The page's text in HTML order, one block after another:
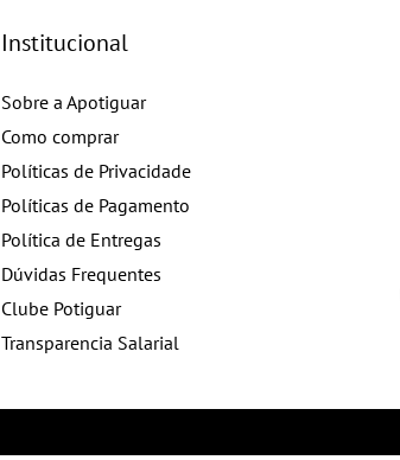
Institucional
Sobre a Apotiguar
Como comprar
Políticas de Privacidade
Políticas de Pagamento
Política de Entregas
Dúvidas Frequentes
Clube Potiguar
Transparencia Salarial